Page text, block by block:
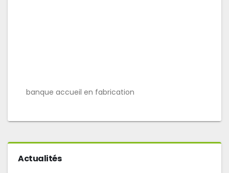
banque accueil en fabrication
Actualités